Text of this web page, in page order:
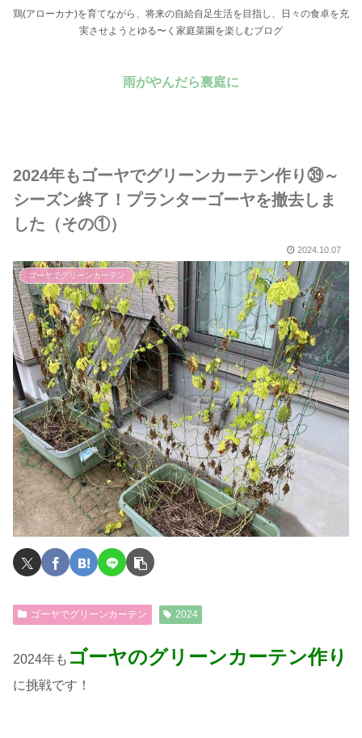
鶏(アローカナ)を育てながら、将来の自給自足生活を目指し、日々の食卓を充
実させようとゆる〜く家庭菜園を楽しむブログ
雨がやんだら裏庭に
2024年もゴーヤでグリーンカーテン作り㊴～
シーズン終了！プランターゴーヤを撤去しま
した（その①）
2024.10.07
ゴーヤでグリーンカーテン
ゴーヤでグリーンカーテン 2024
2024年も ゴーヤのグリーンカーテン作り
に挑戦です！